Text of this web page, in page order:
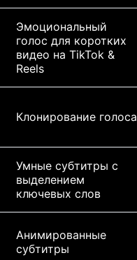
Эмоциональный
голос для коротких
видео на TikTok &
Reels
Клонирование голоса
Умные субтитры с
выделением
ключевых слов
Анимированные
субтитры